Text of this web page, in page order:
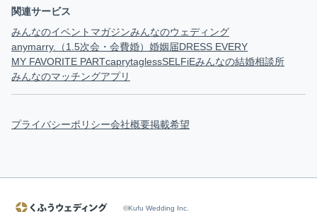
関連サービス
みんなのイベントマガジンみんなのウェディング
anymarry.（1.5次会・会費婚） 婚姻届DRESS EVERY
MY FAVORITE PARTcaprytaglessSELFiEみんなの結婚相談所
みんなのマッチングアプリ
プライバシーポリシー会社概要掲載希望
©Kufu Wedding Inc.